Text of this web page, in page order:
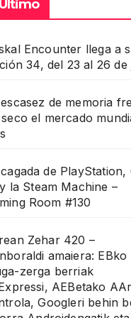
Encounter llega a
34, del 23 al 26 de
de memoria
el mercado
de PlayStation,
la Steam Machine –
Room #130
Zehar 420 –
amaiera: EBko
zerga berriak
AEBetako
Googleri behin